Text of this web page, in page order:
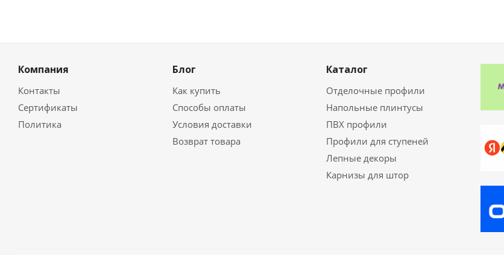
Компания
Контакты
Сертификаты
Политика
Блог
Как купить
Способы оплаты
Условия доставки
Возврат товара
Каталог
Отделочные профили
Напольные плинтусы
ПВХ профили
Профили для ступеней
Лепные декоры
Карнизы для штор